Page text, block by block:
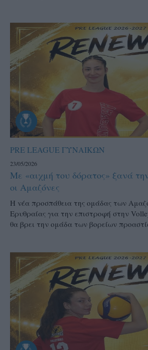
PRE LEAGUE ΓΥΝΑΙΚΩΝ
23/05/2026
Με «αιχμή του δόρατος» ξανά
οι Αμαζόνες
Η νέα προσπάθεια της ομάδας των
Ερυθραίας για την επιστροφή στην
θα βρει την ομάδα των βορείων